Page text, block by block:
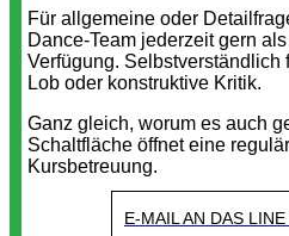
Für allgemeine oder
Dance-Team jederzeit gern
Verfügung. Selbstverständlich
Lob oder konstruktive Kritik.
Ganz gleich, worum es auch
Schaltfläche öffnet eine
Kursbetreuung.
E-MAIL AN DAS